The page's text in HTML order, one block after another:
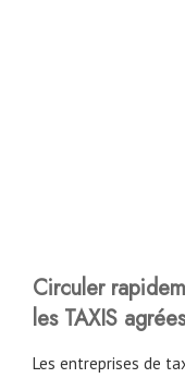
Circuler
les TAXIS
Les entreprises de